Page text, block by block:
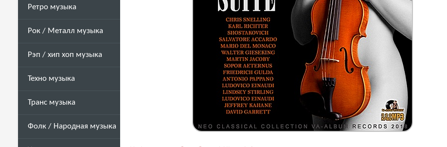
Ретро музыка
Рок / Металл музыка
Рэп / хип хоп музыка
Техно музыка
Транс музыка
Фолк / Народная музыка